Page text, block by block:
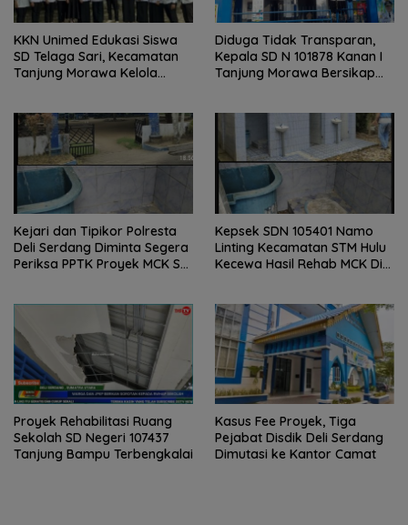
KKN Unimed Edukasi Siswa
SD Telaga Sari, Kecamatan
Tanjung Morawa Kelola
Diduga Tidak Transparan,
Kepala SD N 101878 Kanan I
Tanjung Morawa Bersikap
Kejari dan Tipikor Polresta
Deli Serdang Diminta Segera
Periksa PPTK Proyek MCK SD
Kepsek SDN 105401 Namo
Linting Kecamatan STM Hulu
Kecewa Hasil Rehab MCK Di
Proyek Rehabilitasi Ruang
Sekolah SD Negeri 107437
Tanjung Bampu Terbengkalai
Kasus Fee Proyek, Tiga
Pejabat Disdik Deli Serdang
Dimutasi ke Kantor Camat